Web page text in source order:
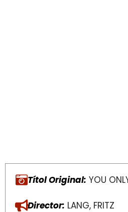
Títol Original: YOU
Director: LANG, FRITZ